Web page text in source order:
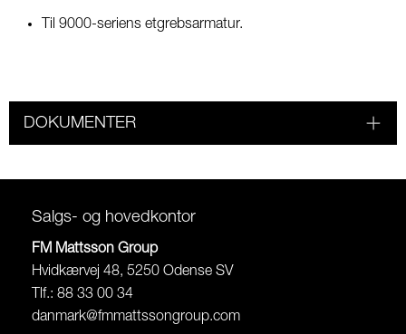
Til 9000-seriens etgrebsarmatur.
DOKUMENTER
Salgs- og hovedkontor
FM Mattsson Group
Hvidkærvej 48, 5250 Odense SV
Tlf.: 88 33 00 34
danmark@fmmattssongroup.com